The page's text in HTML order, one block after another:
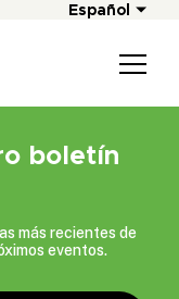
Español
boletín
más recientes de
eventos.